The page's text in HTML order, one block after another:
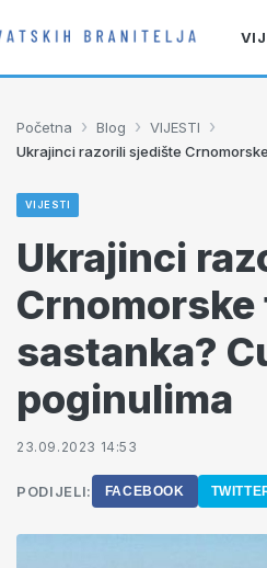
Početna › Blog › VIJESTI ›
Ukrajinci razorili sjedište
VIJESTI
Ukrajinci
sastanka?
poginulima
23.09.2023 14:53
PODIJELI: FACEBOOK